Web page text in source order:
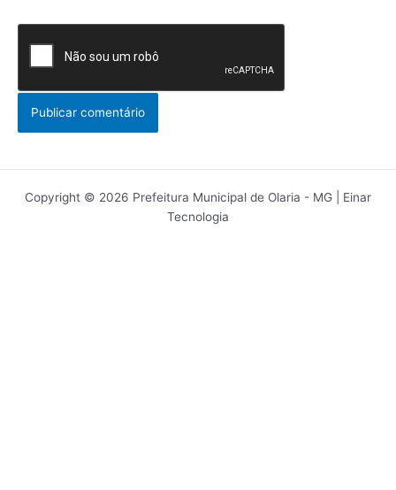
Copyright © 2026 Prefeitura Municipal de Olaria - MG | Einar
Tecnologia